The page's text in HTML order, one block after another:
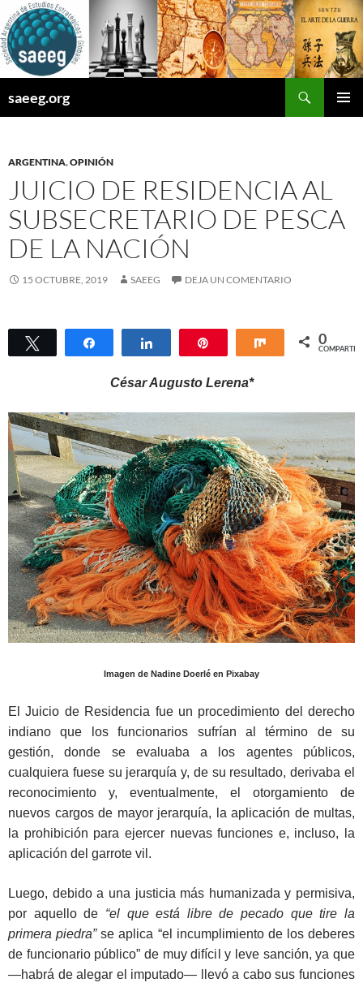
Saltar
al
contenido
saeeg.org
ARGENTINA,OPINIÓN
JUICIO DE RESIDENCIA AL
SUBSECRETARIO DE PESCA
DE LA NACIÓN
15 OCTUBRE, 2019 SAEEG DEJA UN COMENTARIO
Twittear Compartir Compartir Compartir
0
COMPARTIR
César Augusto Lerena*
Imagen de Nadine Doerlé en Pixabay
El Juicio de Residencia fue un procedimiento del derecho
indiano que los funcionarios sufrían al término de su
gestión, donde se evaluaba a los agentes públicos,
cualquiera fuese su jerarquía y, de su resultado, derivaba el
reconocimiento y, eventualmente, el otorgamiento de
nuevos cargos de mayor jerarquía, la aplicación de multas,
la prohibición para ejercer nuevas funciones e, incluso, la
aplicación del garrote vil.
Luego, debido a una justicia más humanizada y permisiva,
por aquello de “el que está libre de pecado que tire la
primera piedra”se aplica “el incumplimiento de los deberes
de funcionario público” de muy difícil y leve sanción, ya que
—habrá de alegar el imputado— llevó a cabo sus funciones